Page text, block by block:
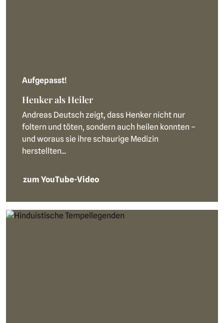
Aufgepasst!
Henker als Heiler
Andreas Deutsch zeigt, dass Henker nicht nur
foltern und töten, sondern auch heilen konnten –
und woraus sie ihre schaurige Medizin
herstellten...
zum YouTube-Video